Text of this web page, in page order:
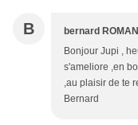
B bernard ROMAN
Bonjour Jupi ,
s'ameliore ,en
,au plaisir de te
Bernard